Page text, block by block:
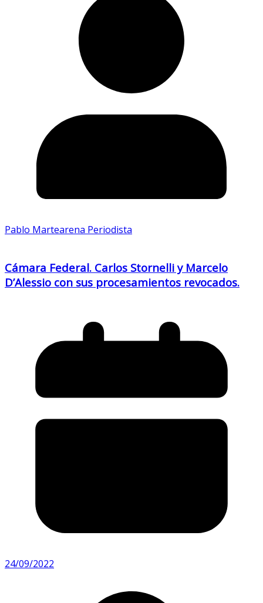
Pablo Martearena Periodista
Cámara Federal. Carlos Stornelli y Marcelo
D’Alessio con sus procesamientos revocados.
24/09/2022